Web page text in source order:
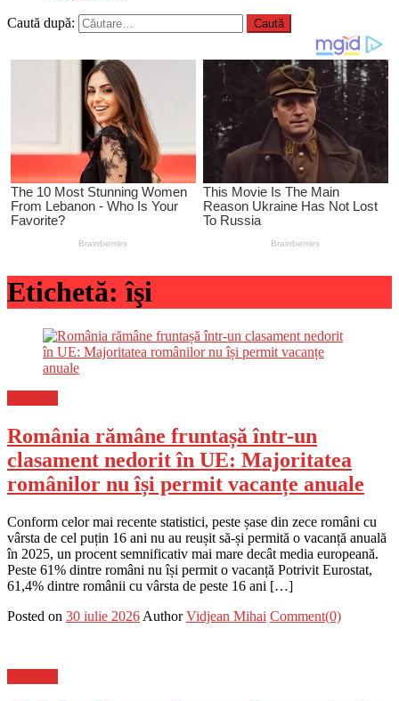
Caută după:
Etichetă:îşi
România rămâne fruntașă într-un
clasament nedorit în UE: Majoritatea
românilor nu își permit vacanțe anuale
Conform celor mai recente statistici, peste șase din zece români cu
vârsta de cel puțin 16 ani nu au reușit să-și permită o vacanță anuală
în 2025, un procent semnificativ mai mare decât media europeană.
Peste 61% dintre români nu își permit o vacanță Potrivit Eurostat,
61,4% dintre românii cu vârsta de peste 16 ani […]
Posted on 30 iulie 2026 Author Vidjean Mihai Comment(0)